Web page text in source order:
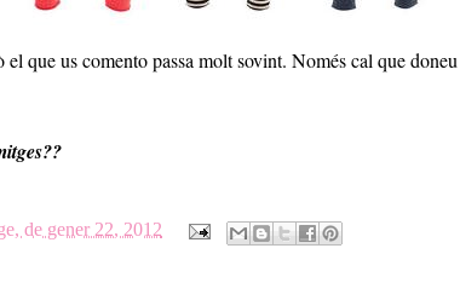
que us comento passa molt sovint. Només cal que doneu
de gener 22, 2012